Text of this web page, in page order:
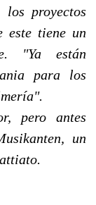
proyectos
este tiene un
"Ya están
para los
pero antes
un